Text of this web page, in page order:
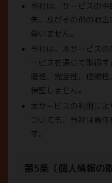
当社は、サービスの
失、及びその他の損
負いません。
当社は、本サービス
ービスを通じて取得
確性、完全性、信頼
保証しません。
本サービスの利用に
ついても、当社は責
す。
第5条（個人情報の